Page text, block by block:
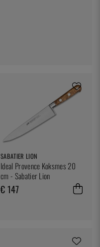
SABATIER LION
Ideal Provence Koksmes 20
cm - Sabatier Lion
€ 147